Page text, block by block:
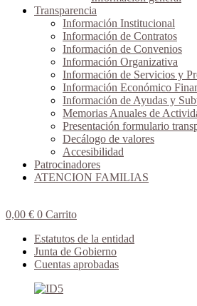
Transparencia
Información Institucional
Información de Contratos
Información de Convenios
Información Organizativa
Información de Servicios y
Información Económico
Información de Ayudas y
Memorias Anuales de
Presentación formulario
Decálogo de valores
Accesibilidad
Patrocinadores
ATENCION FAMILIAS
0,00 € 0 Carrito
Estatutos de la entidad
Junta de Gobierno
Cuentas aprobadas